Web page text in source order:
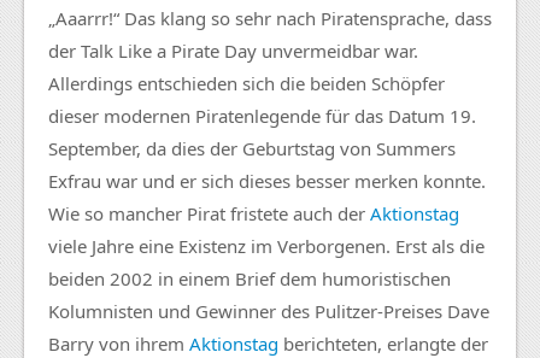
„Aaarrr!“ Das klang so sehr nach Piratensprache, dass
der Talk Like a Pirate Day unvermeidbar war.
Allerdings entschieden sich die beiden Schöpfer
dieser modernen Piratenlegende für das Datum 19.
September, da dies der Geburtstag von Summers
Exfrau war und er sich dieses besser merken konnte.
Wie so mancher Pirat fristete auch der Aktionstag
viele Jahre eine Existenz im Verborgenen. Erst als die
beiden 2002 in einem Brief dem humoristischen
Kolumnisten und Gewinner des Pulitzer-Preises Dave
Barry von ihrem Aktionstag berichteten, erlangte der